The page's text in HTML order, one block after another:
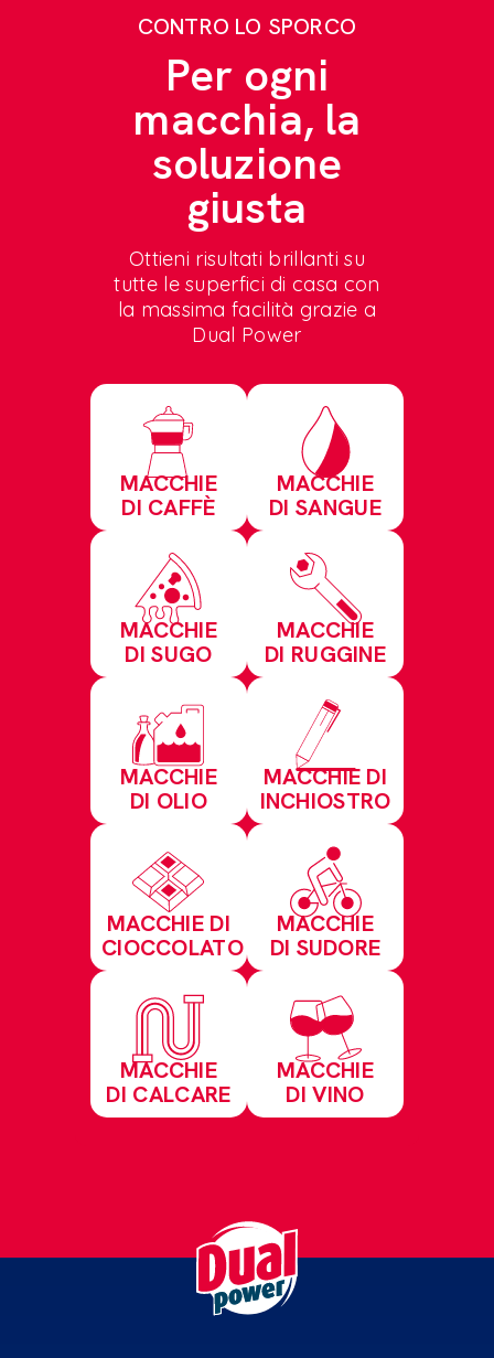
CONTRO LO SPORCO
Per ogni
macchia, la
soluzione
giusta
Ottieni risultati brillanti su
tutte le superfici di casa con
la massima facilità grazie a
Dual Power
MACCHIE
DI CAFFÈ
MACCHIE
DI SANGUE
MACCHIE
DI SUGO
MACCHIE
DI RUGGINE
MACCHIE
DI OLIO
MACCHIE DI
INCHIOSTRO
MACCHIE DI
CIOCCOLATO
MACCHIE
DI SUDORE
MACCHIE
DI CALCARE
MACCHIE
DI VINO